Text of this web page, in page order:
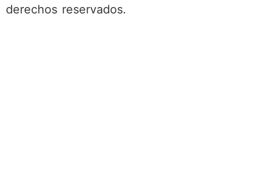
derechos reservados.